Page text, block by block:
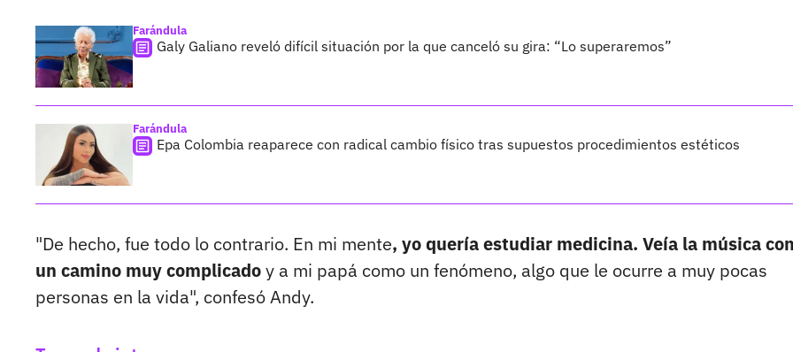
Farándula
Galy Galiano reveló difícil situación por la que canceló su gira: “Lo superaremos”
Farándula
Epa Colombia reaparece con radical cambio físico tras supuestos procedimientos estéticos
"De hecho, fue todo lo contrario. En mi mente, yo quería estudiar medicina. Veía la música
un camino muy complicadoy a mi papá como un fenómeno, algo que le ocurre a muy pocas
personas en la vida", confesó Andy.